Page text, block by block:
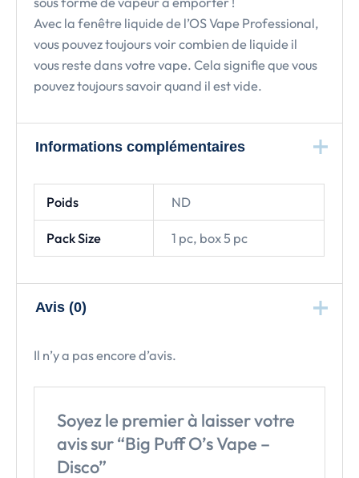
Avec la fenêtre liquide de l’OS Vape Professional,
vous pouvez toujours voir combien de liquide il
vous reste dans votre vape. Cela signifie que vous
pouvez toujours savoir quand il est vide.
Informations complémentaires
Poids ND
Pack Size 1 pc, box 5 pc
Avis (0)
Il n’y a pas encore d’avis.
Soyez le premier à laisser votre
avis sur “Big Puff O’s Vape –
Disco”